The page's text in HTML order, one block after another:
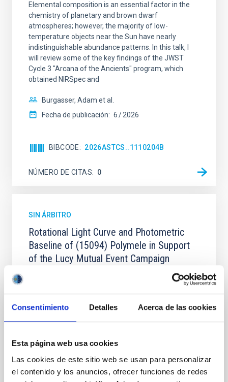
Consentimiento Detalles Acerca de las cookies
Esta página web usa cookies
Las cookies de este sitio web se usan para personalizar
el contenido y los anuncios, ofrecer funciones de redes
Elemental composition is an essential factor in the
chemistry of planetary and brown dwarf
atmospheres; however, the majority of low-
temperature objects near the Sun have nearly
indistinguishable abundance patterns. In this talk, I
will review some of the key findings of the JWST
Cycle 3 "Arcana of the Ancients" program, which
obtained NIRSpec and
Burgasser, Adam et al.
Fecha de publicación: 6 2026
BIBCODE 2026ASTCS..1110204B
NÚMERO DE CITAS 0
SIN ÁRBITRO
Rotational Light Curve and Photometric
Baseline of (15094) Polymele in Support
of the Lucy Mutual Event Campaign
We report a rotational light curve and Fourier baseline
model for the Jupiter Trojan (15094) Polymele, a
on 2026 May 19─20 and May 21─22 UT with the
yields P rot = 5.762 ± 0.051 hr and a peak-to-peak
Alarcon, Miguel R. et al.
Fecha de publicación: 5 2026